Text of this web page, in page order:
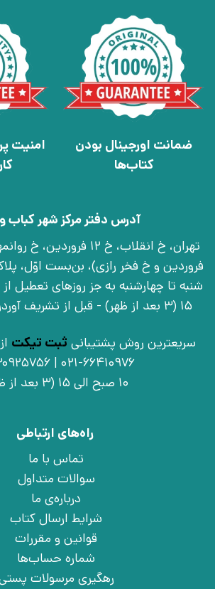
ضمانت اورجینال بودن
کتاب‌ها
امنیت
آدرس دفتر مرکز شهر کباب
15 (3 بعد از ظهر) - قبل از تشریف آوردن تماس بگیرید
سریعترین روش پشتیبانی ثبت تیکت
021-66410976 | 09030925756
10 صبح الی 15 (3 بعد از ظهر)
راه‌های ارتباطی
تماس با ما
سوالات متداول
درباره‌ی ما
شرایط ارسال کتاب
قوانین و مقررات
شماره حساب‌ها
رهگیری مرسولات